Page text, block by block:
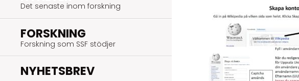
Det senaste inom forskning
FORSKNING
Forskning som SSF stödjer
NYHETSBREV